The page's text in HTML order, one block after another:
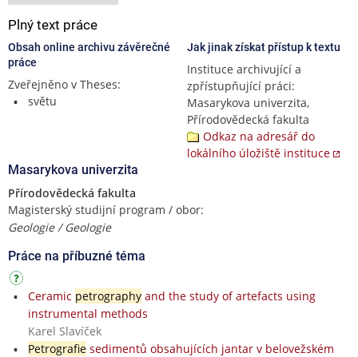
Plný text práce
Obsah online archivu závěrečné
práce
Zveřejněno v Theses:
světu
Jak jinak získat přístup k textu
Instituce archivující a
zpřístupňující práci:
Masarykova univerzita,
Přírodovědecká fakulta
Odkaz na adresář do
lokálního úložiště instituce
Masarykova univerzita
Přírodovědecká fakulta
Magisterský studijní program / obor:
Geologie / Geologie
Práce na příbuzné téma
Ceramic petrographyand the study of artefacts using
instrumental methods
Karel Slavíček
Petrografiesedimentů obsahujících jantar v belovežském